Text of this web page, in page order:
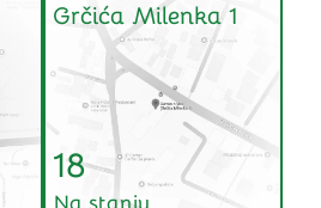
Grčića Milenka 1
18